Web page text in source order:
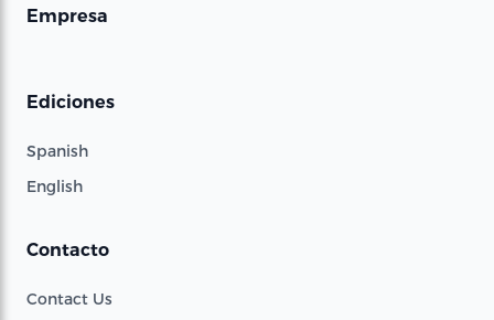
Empresa
Ediciones
Spanish
English
Contacto
Contact Us